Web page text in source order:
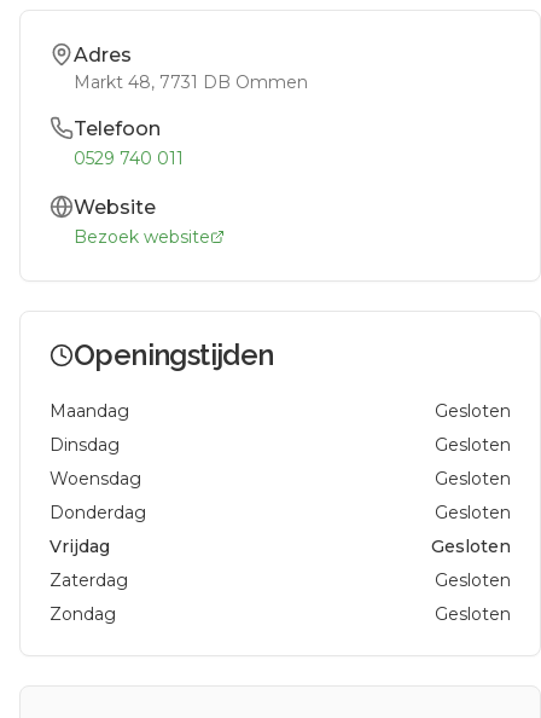
Adres
Markt 48, 7731 DB Ommen
Telefoon
0529 740 011
Website
Bezoek website
Openingstijden
Maandag
Gesloten
Dinsdag
Gesloten
Woensdag
Gesloten
Donderdag
Gesloten
Vrijdag
Gesloten
Zaterdag
Gesloten
Zondag
Gesloten